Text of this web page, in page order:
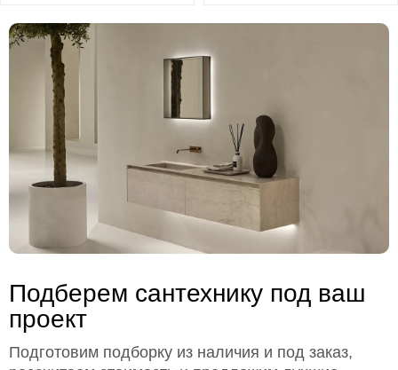
Подберем сантехнику под ваш
проект
Подготовим подборку из наличия и под заказ,